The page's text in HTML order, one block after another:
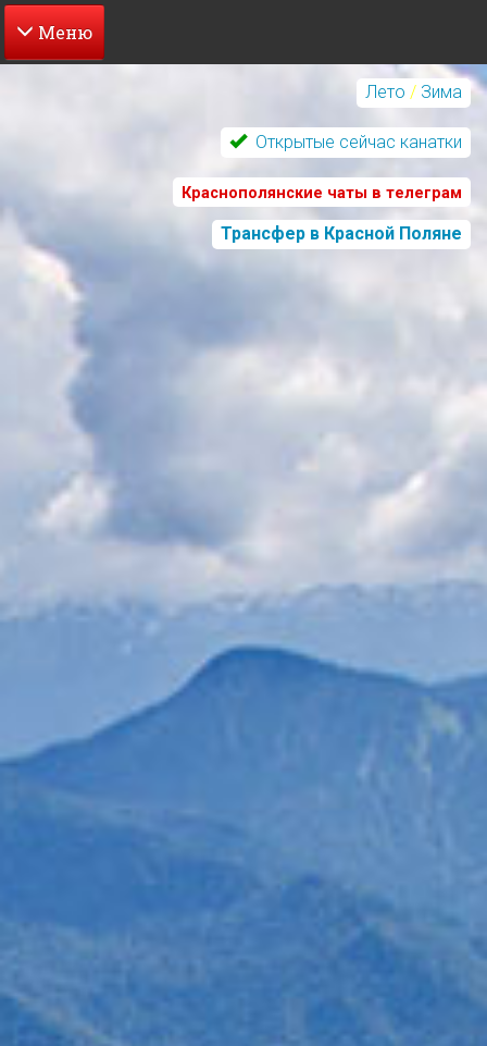
Перейти
Лето / Зима
Открытые сейчас канатки
Краснополянские чаты в телеграм
Трансфер в Красной Поляне